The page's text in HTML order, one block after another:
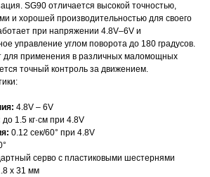
SG90 отличается высокой точностью,
и хорошей производительностью для своего
при напряжении 4.8V–6V и
управление углом поворота до 180 градусов.
для применения в различных маломощных
точный контроль за движением.
4.8V – 6V
до 1.5 кг·см при 4.8V
0.12 сек/60° при 4.8V
серво с пластиковыми шестернями
x 31 мм